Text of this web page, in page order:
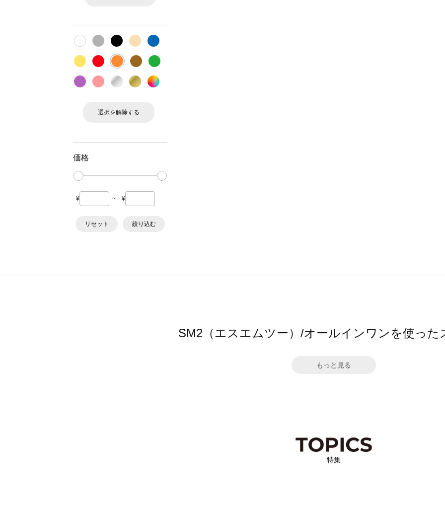
選択を解除する
価格
¥ ~ ¥
リセット 絞り込む
SM2（エスエムツー）/オールインワンを使った
もっと見る
特集